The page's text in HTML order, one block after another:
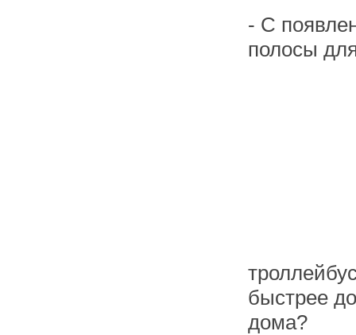
- С
полосы
быстрее
дома?